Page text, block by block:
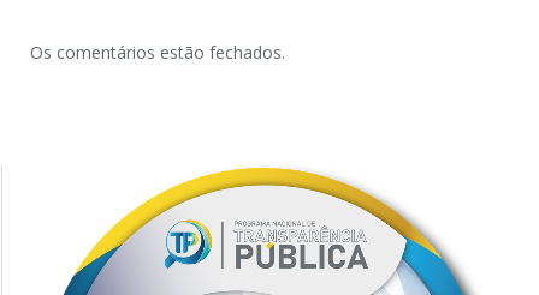
Os comentários estão fechados.